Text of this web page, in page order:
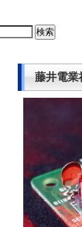
藤井電業